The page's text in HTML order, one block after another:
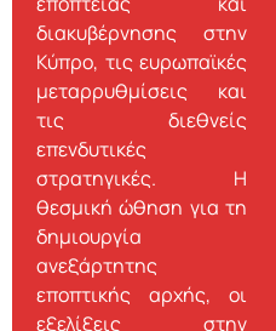
διακυβέρνησης στην
Κύπρο, τις ευρωπαϊκές
μεταρρυθμίσεις και
τις διεθνείς
επενδυτικές
στρατηγικές. Η
θεσμική ώθηση για τη
δημιουργία
ανεξάρτητης
εποπτικής αρχής, οι
εξελίξεις στην